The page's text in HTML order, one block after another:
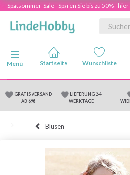
Spätsommer-Sale - Sparen Sie bis zu 50% -
Anzeige ändern
Menü
GRATIS VERSAND
AB 69€
LIEFERUNG 2-4
WERKTAGE
Blusen